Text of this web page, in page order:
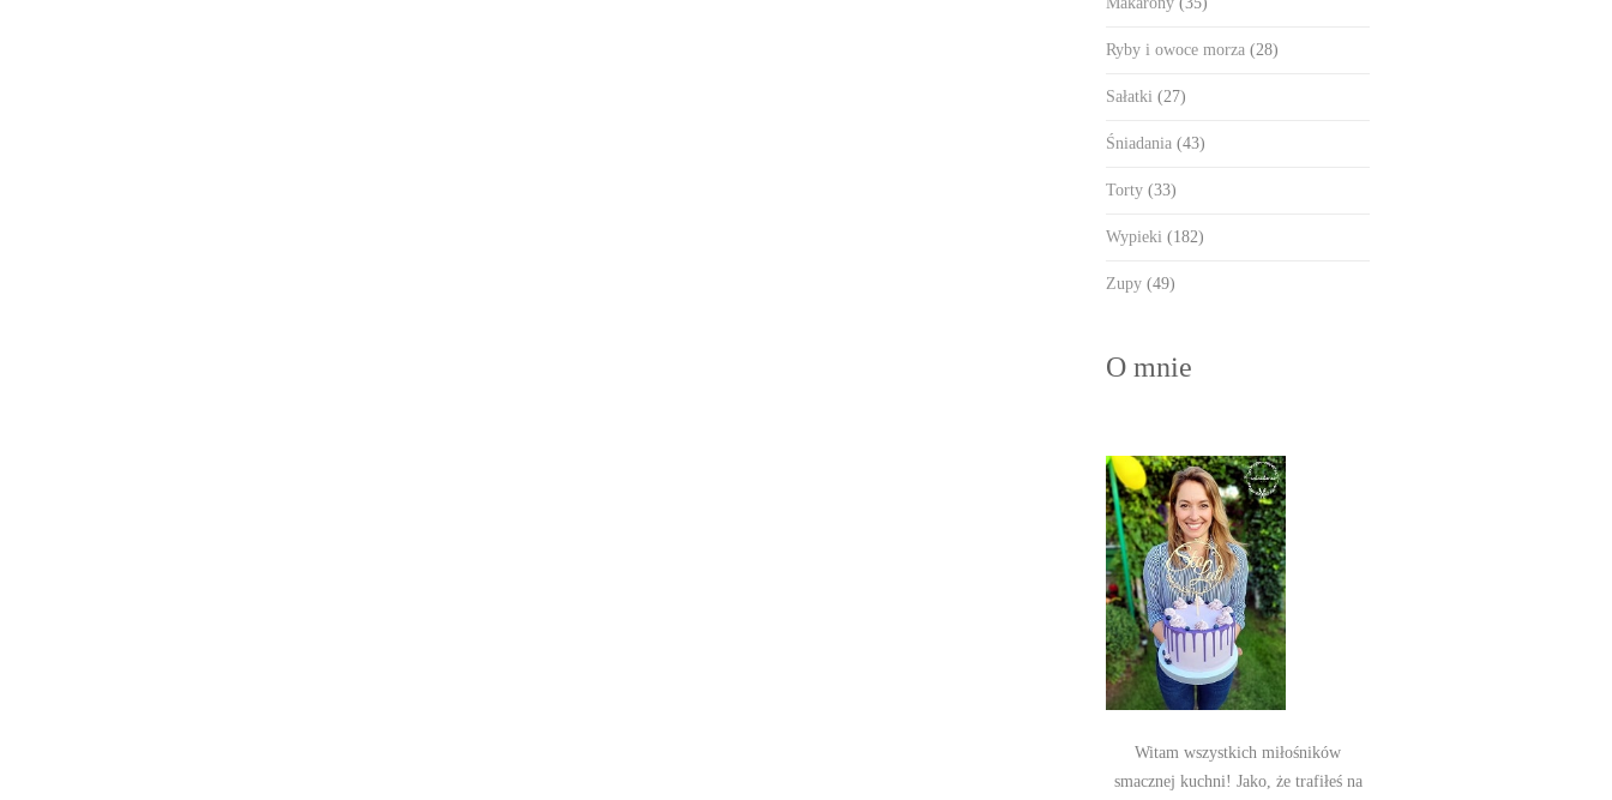
Ryby i owoce morza (28)
Sałatki (27)
Śniadania (43)
Torty (33)
Wypieki (182)
Zupy (49)
O mnie
Witam wszystkich miłośników
smacznej kuchni! Jako, że trafiłeś na